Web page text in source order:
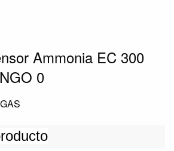
Ammonia EC 300
0